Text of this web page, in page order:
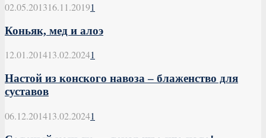
02.05.201316.11.20191
Коньяк, мед и алоэ
12.01.201413.02.20241
Настой из конского навоза – блаженство для
суставов
06.12.201413.02.20241